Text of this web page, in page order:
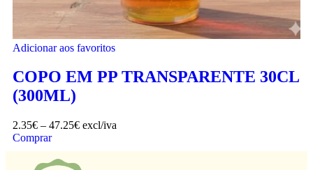
Adicionar aos favoritos
COPO EM PP TRANSPARENTE 30CL
(300ML)
2.35€ – 47.25€ excl/iva
Comprar